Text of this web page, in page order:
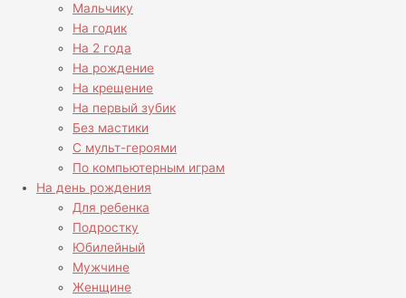
Мальчику
На годик
На 2 года
На рождение
На крещение
На первый зубик
Без мастики
С мульт-героями
По компьютерным играм
На день рождения
Для ребенка
Подростку
Юбилейный
Мужчине
Женщине